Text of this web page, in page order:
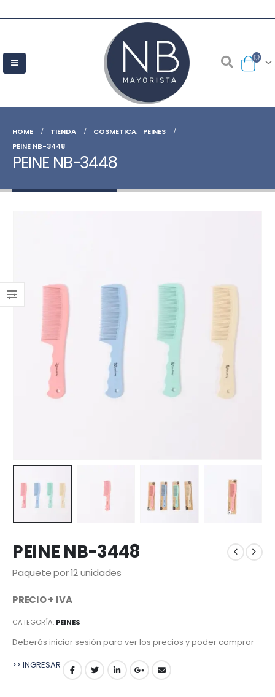
HOME TIENDA COSMETICA, PEINES
PEINE NB-3448
PEINE NB-3448
PEINE NB-3448
Paquete por 12 unidades
PRECIO + IVA
CATEGORÍA: PEINES
Deberás iniciar sesión para ver los precios y poder comprar
>> INGRESAR